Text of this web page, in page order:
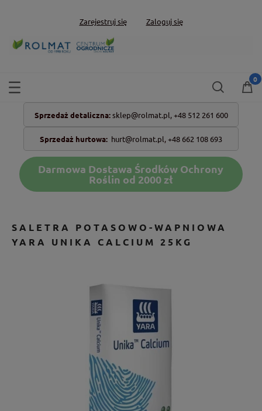
Zarejestruj się Zaloguj się
Sprzedaż detaliczna: sklep@rolmat.pl, +48 512 261 600
Sprzedaż hurtowa: hurt@rolmat.pl,+48 662 108 693
Darmowa Dostawa Środków Ochrony
Roślin od 2000 zł
SALETRA POTASOWO-WAPNIOWA
YARA UNIKA CALCIUM 25KG